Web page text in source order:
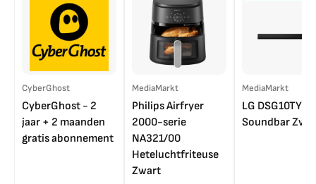
CyberGhost
CyberGhost - 2
jaar + 2 maanden
gratis abonnement
MediaMarkt
Philips Airfryer
2000-serie
NA321/00
Heteluchtfriteuse
Zwart
MediaMarkt
LG DSG10TY
Soundbar